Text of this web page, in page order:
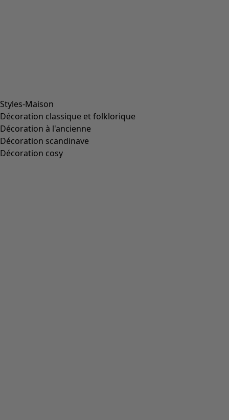
Styles-Maison
Décoration classique et folklorique
Décoration à l'ancienne
Décoration scandinave
Décoration cosy